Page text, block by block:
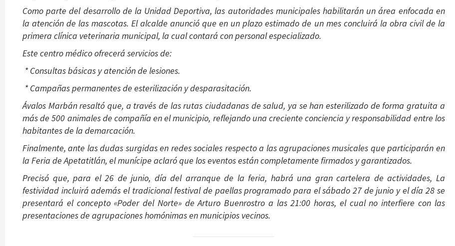
Como parte del desarrollo de la Unidad Deportiva, las autoridades municipales habilitarán un área enfocada en
la atención de las mascotas. El alcalde anunció que en un plazo estimado de un mes concluirá la obra civil de la
primera clínica veterinaria municipal, la cual contará con personal especializado.
Este centro médico ofrecerá servicios de:
* Consultas básicas y atención de lesiones.
* Campañas permanentes de esterilización y desparasitación.
Ávalos Marbán resaltó que, a través de las rutas ciudadanas de salud, ya se han esterilizado de forma gratuita a
más de 500 animales de compañía en el municipio, reflejando una creciente conciencia y responsabilidad entre los
habitantes de la demarcación.
Finalmente, ante las dudas surgidas en redes sociales respecto a las agrupaciones musicales que participarán en
la Feria de Apetatitlán, el munícipe aclaró que los eventos están completamente firmados y garantizados.
Precisó que, para el 26 de junio, día del arranque de la feria, habrá una gran cartelera de actividades, La
festividad incluirá además el tradicional festival de paellas programado para el sábado 27 de junio y el día 28 se
presentará el concepto «Poder del Norte» de Arturo Buenrostro a las 21:00 horas, el cual no interfiere con las
presentaciones de agrupaciones homónimas en municipios vecinos.